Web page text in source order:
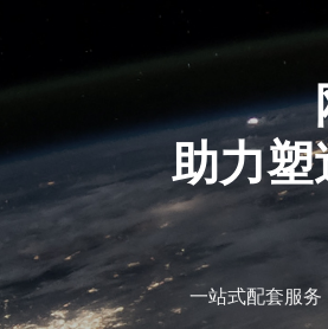
实尽责
对接，客户稳步发展是我们前行动力